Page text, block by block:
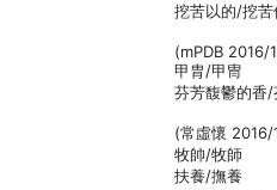
挖苦以的/挖苦
(mPDB 2016/
甲胄/甲冑
芬芳馥鬱的香
(常虛懷
牧帥/牧師
扶養/撫養